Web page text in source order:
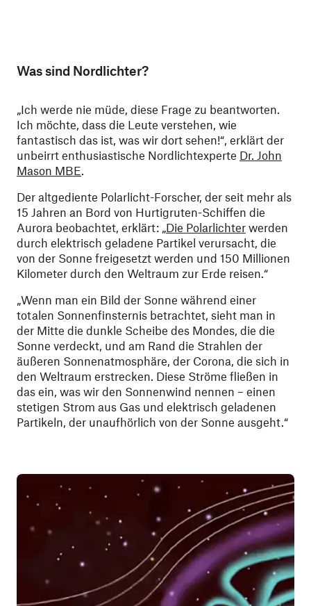
Was sind Nordlichter?
„Ich werde nie müde, diese Frage zu beantworten.
Ich möchte, dass die Leute verstehen, wie
fantastisch das ist, was wir dort sehen!“, erklärt der
unbeirrt enthusiastische Nordlichtexperte Dr. John
Mason MBE.
Der altgediente Polarlicht-Forscher, der seit mehr als
15 Jahren an Bord von Hurtigruten-Schiffen die
Aurora beobachtet, erklärt: „Die Polarlichter werden
durch elektrisch geladene Partikel verursacht, die
von der Sonne freigesetzt werden und 150 Millionen
Kilometer durch den Weltraum zur Erde reisen.“
„Wenn man ein Bild der Sonne während einer
totalen Sonnenfinsternis betrachtet, sieht man in
der Mitte die dunkle Scheibe des Mondes, die die
Sonne verdeckt, und am Rand die Strahlen der
äußeren Sonnenatmosphäre, der Corona, die sich in
den Weltraum erstrecken. Diese Ströme fließen in
das ein, was wir den Sonnenwind nennen – einen
stetigen Strom aus Gas und elektrisch geladenen
Partikeln, der unaufhörlich von der Sonne ausgeht.“